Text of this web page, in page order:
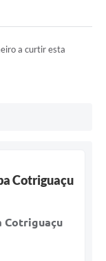
a curtir esta
Cotriguaçu
Cotriguaçu